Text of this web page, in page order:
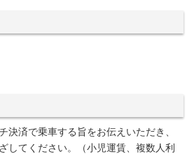
決済で乗車する旨をお伝えいただき、
してください。（小児運賃、複数人利